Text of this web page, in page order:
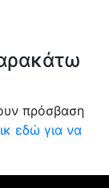
πρόσβαση
εδώ για να